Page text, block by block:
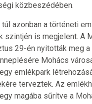
közbeszédében.
azonban a történeti
szintjén is megjelent. A
29-én nyitották meg
Mohács
emlékpark
terveztek. Az
magába sűrítve a